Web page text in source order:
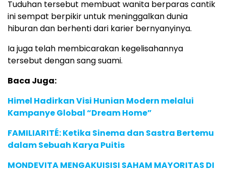
Tuduhan tersebut membuat wanita berparas cantik
ini sempat berpikir untuk meninggalkan dunia
hiburan dan berhenti dari karier bernyanyinya.
Ia juga telah membicarakan kegelisahannya
tersebut dengan sang suami.
Baca Juga:
Himel Hadirkan Visi Hunian Modern melalui
Kampanye Global “Dream Home”
FAMILIARITÉ: Ketika Sinema dan Sastra Bertemu
dalam Sebuah Karya Puitis
MONDEVITA MENGAKUISISI SAHAM MAYORITAS DI